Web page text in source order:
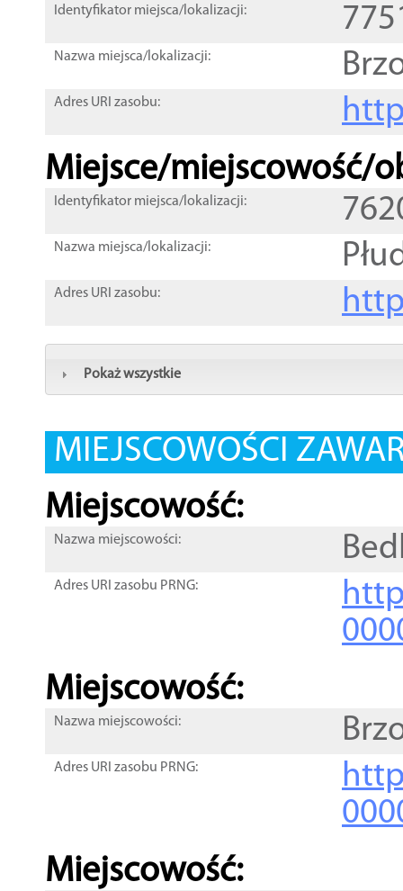
Identyfikator miejsca/lokalizacji:
Nazwa miejsca/lokalizacji:
Adres URI zasobu:
Miejsce/miejscowość/
Identyfikator miejsca/lokalizacji:
Nazwa miejsca/lokalizacji:
Adres URI zasobu:
Pokaż wszystkie
MIEJSCOWOŚCI
Miejscowość:
Nazwa miejscowości:
Adres URI zasobu PRNG:
Miejscowość:
Nazwa miejscowości:
Adres URI zasobu PRNG:
Miejscowość: